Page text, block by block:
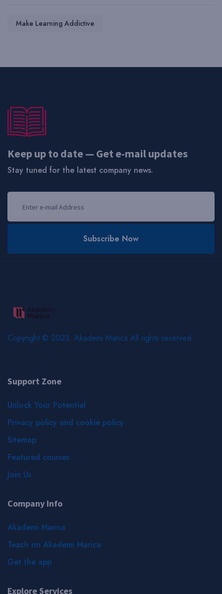
Make Learning Addictive
Keep up to date — Get e-mail updates
Stay tuned for the latest company news.
Subscribe Now
Copyright © 2023. Akademi Marica All rights reserved
Support Zone
Unlock Your Potential
Privacy policy and cookie policy
Sitemap
Featured courses
Join Us
Company Info
Akademi Marica
Teach on Akademi Marica
Get the app
Explore Services